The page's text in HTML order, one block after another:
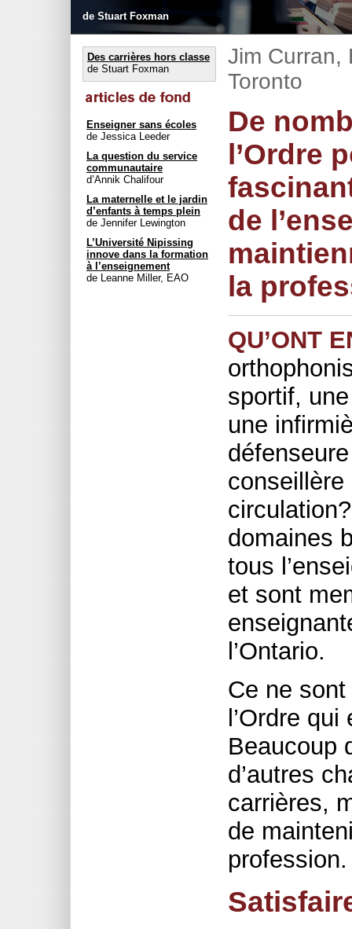
de Stuart Foxman
Des carrières hors classe
de Stuart Foxman
Enseigner sans écoles
de Jessica Leeder
La question du service
communautaire
d’Annik Chalifour
La maternelle et le jardin
d’enfants à temps plein
de Jennifer Lewington
L’Université Nipissing
innove dans la formation
à l’enseignement
de Leanne Miller, EAO
Jim Curran,
Toronto
De
l’Ordre
de
la
QU’ONT
sportif,
une
conseillère
domaines
tous
et sont
l’Ontario.
Ce ne
l’Ordre
Beaucoup
d’autres
carrières,
de